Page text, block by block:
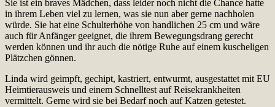
Sie ist ein braves Mädchen, dass leider noch nicht die Chance hatte
in ihrem Leben viel zu lernen, was sie nun aber gerne nachholen
würde. Sie hat eine Schulterhöhe von handlichen 25 cm und wäre
auch für Anfänger geeignet, die ihrem Bewegungsdrang gerecht
werden können und ihr auch die nötige Ruhe auf einem kuscheligen
Plätzchen gönnen.
Linda wird geimpft, gechipt, kastriert, entwurmt, ausgestattet mit EU
Heimtierausweis und einem Schnelltest auf Reisekrankheiten
vermittelt. Gerne wird sie bei Bedarf noch auf Katzen getestet.